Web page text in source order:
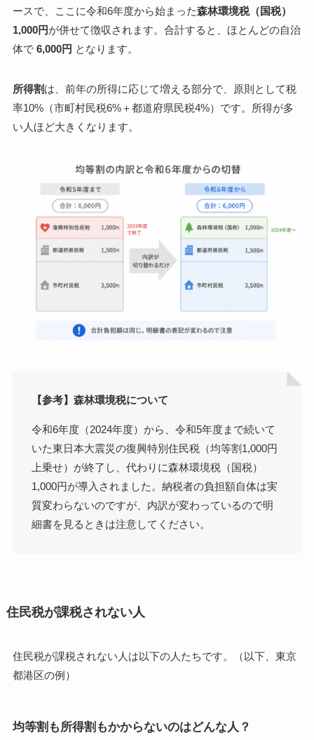
ースで、ここに令和6年度から始まった森林環境税（国税）
1,000円が併せて徴収されます。合計すると、ほとんどの自治
体で 6,000円 となります。
所得割は、前年の所得に応じて増える部分で、原則として税
率10%（市町村民税6%＋都道府県民税4%）です。所得が多
い人ほど大きくなります。
【参考】森林環境税について
令和6年度（2024年度）から、令和5年度まで続いて
いた東日本大震災の復興特別住民税（均等割1,000円
上乗せ）が終了し、代わりに森林環境税（国税）
1,000円が導入されました。納税者の負担額自体は実
質変わらないのですが、内訳が変わっているので明
細書を見るときは注意してください。
住民税が課税されない人
住民税が課税されない人は以下の人たちです。（以下、東京
都港区の例）
均等割も所得割もかからないのはどんな人？